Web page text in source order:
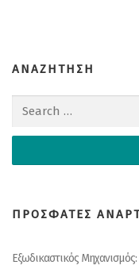
ΑΝΑΖΗΤΗΣΗ
Search for:
ΠΡΟΣΦΑΤΕΣ
Εξωδικαστικός